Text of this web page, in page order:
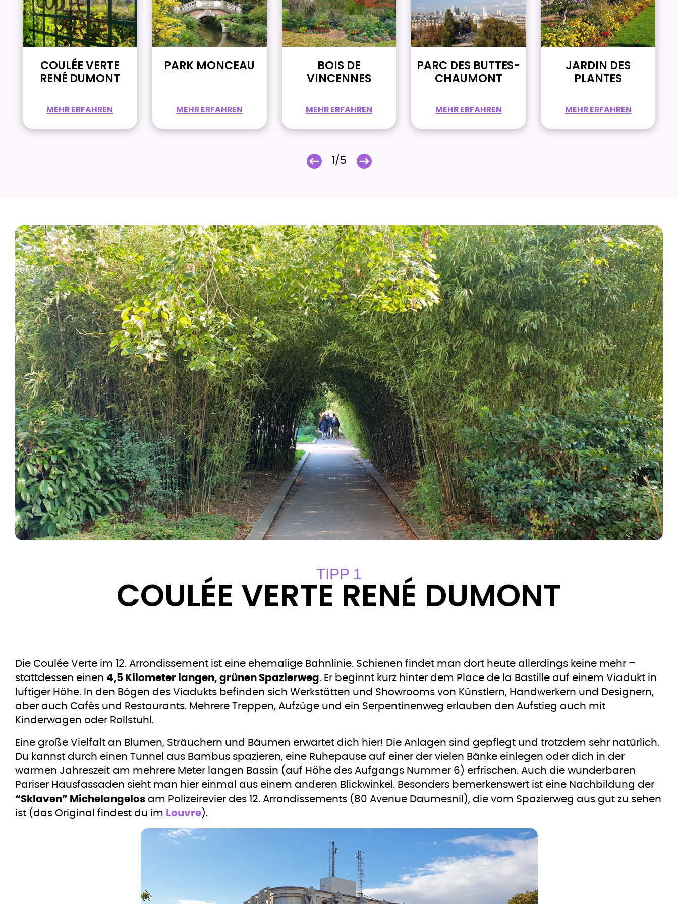
COULÉE VERTE
RENÉ DUMONT
MEHR ERFAHREN
PARK MONCEAU
MEHR ERFAHREN
BOIS DE
VINCENNES
MEHR ERFAHREN
PARC DES BUTTES-
CHAUMONT
MEHR ERFAHREN
JARDIN DES
PLANTES
MEHR ERFAHREN
1/5
Die Coulée Verte im 12. Arrondissement ist eine ehemalige Bahnlinie. Schienen findet man dort heute allerdings keine mehr –
stattdessen einen 4,5 Kilometer langen, grünen Spazierweg. Er beginnt kurz hinter dem Place de la Bastille auf einem Viadukt in
luftiger Höhe. In den Bögen des Viadukts befinden sich Werkstätten und Showrooms von Künstlern, Handwerkern und Designern,
aber auch Cafés und Restaurants. Mehrere Treppen, Aufzüge und ein Serpentinenweg erlauben den Aufstieg auch mit
Kinderwagen oder Rollstuhl.
Eine große Vielfalt an Blumen, Sträuchern und Bäumen erwartet dich hier! Die Anlagen sind gepflegt und trotzdem sehr natürlich.
Du kannst durch einen Tunnel aus Bambus spazieren, eine Ruhepause auf einer der vielen Bänke einlegen oder dich in der
warmen Jahreszeit am mehrere Meter langen Bassin (auf Höhe des Aufgangs Nummer 6) erfrischen. Auch die wunderbaren
Pariser Hausfassaden sieht man hier einmal aus einem anderen Blickwinkel. Besonders bemerkenswert ist eine Nachbildung der
“Sklaven” Michelangelos am Polizeirevier des 12. Arrondissements (80 Avenue Daumesnil), die vom Spazierweg aus gut zu sehen
ist (das Original findest du im Louvre).
TIPP 1
COULÉE VERTE RENÉ DUMONT